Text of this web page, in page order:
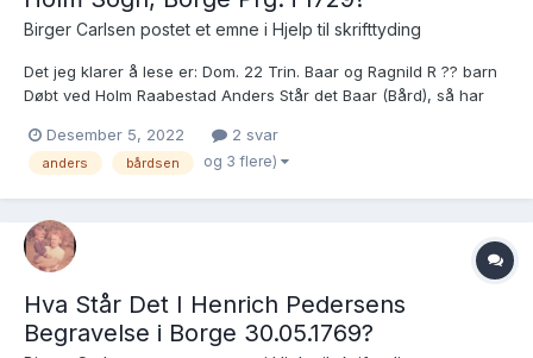
Birger Carlsen postet et emne i Hjelp til skrifttyding
Det jeg klarer å lese er: Dom. 22 Trin. Baar og Ragnild R ?? barn
Døbt ved Holm Raabestad Anders Står det Baar (Bård), så har
videre leting. På forhånd takk for hjelp....
Desember 5, 2022 2 svar
anders bårdsen og 3 flere)
Hva Står Det I Henrich Pedersens
Begravelse i Borge 30.05.1769?